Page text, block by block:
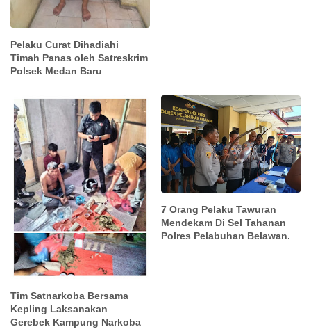
Pelaku Curat Dihadiahi
Timah Panas oleh Satreskrim
Polsek Medan Baru
Tim Satnarkoba Bersama
Kepling Laksanakan
Gerebek Kampung Narkoba
7 Orang Pelaku Tawuran
Mendekam Di Sel Tahanan
Polres Pelabuhan Belawan.